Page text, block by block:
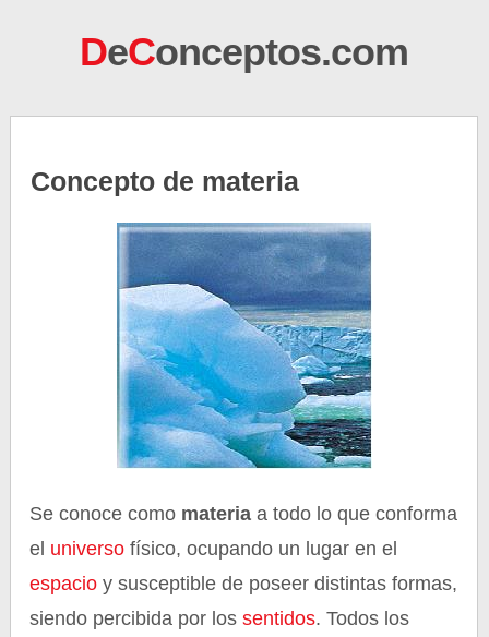
DeConceptos.com
Concepto de materia
Se conoce como materia a todo lo que conforma
el universo físico, ocupando un lugar en el
espacio y susceptible de poseer distintas formas,
siendo percibida por lossentidos. Todos los